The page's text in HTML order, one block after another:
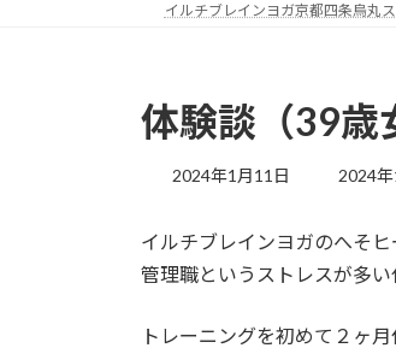
イルチブレインヨガ京都四条烏丸
体験談（39歳
2024年1月11日
最
新
日
時
2024
イルチブレインヨガのへそ
管理職というストレスが多
トレーニングを初めて２ヶ